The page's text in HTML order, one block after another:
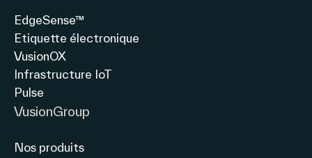
EdgeSense™
Etiquette électronique
VusionOX
Infrastructure IoT
Pulse
VusionGroup
Nos produits